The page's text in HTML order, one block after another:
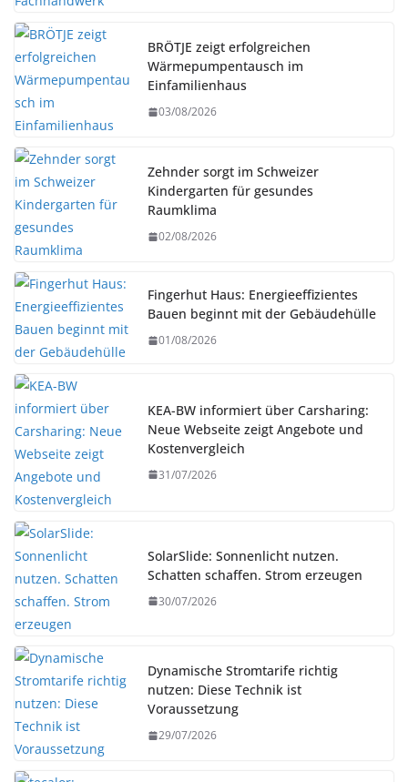
BRÖTJE zeigt erfolgreichen
Wärmepumpentausch im
Einfamilienhaus
03/08/2026
Zehnder sorgt im Schweizer
Kindergarten für gesundes
Raumklima
02/08/2026
Fingerhut Haus: Energieeffizientes
Bauen beginnt mit der Gebäudehülle
01/08/2026
KEA-BW informiert über Carsharing:
Neue Webseite zeigt Angebote und
Kostenvergleich
31/07/2026
SolarSlide: Sonnenlicht nutzen.
Schatten schaffen. Strom erzeugen
30/07/2026
Dynamische Stromtarife richtig
nutzen: Diese Technik ist
Voraussetzung
29/07/2026